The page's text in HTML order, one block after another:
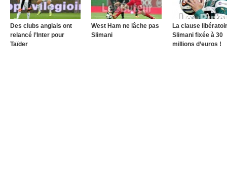
Des clubs anglais ont
relancé l’Inter pour
Taïder
West Ham ne lâche pas
Slimani
La clause
Slimani fixée à 30
millions d’euros !